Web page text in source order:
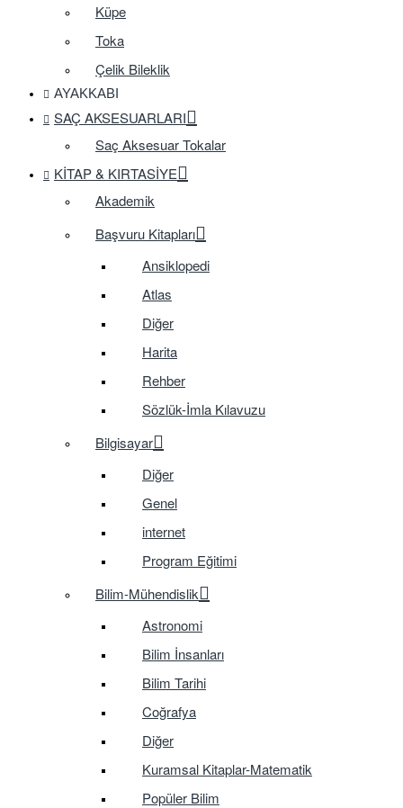
Küpe
Toka
Çelik Bileklik
AYAKKABI
SAÇ AKSESUARLARI
Saç Aksesuar Tokalar
KITAP & KIRTASIYE
Akademik
Başvuru Kitapları
Ansiklopedi
Atlas
Diğer
Harita
Rehber
Sözlük-İmla Kılavuzu
Bilgisayar
Diğer
Genel
internet
Program Eğitimi
Bilim-Mühendislik
Astronomi
Bilim İnsanları
Bilim Tarihi
Coğrafya
Diğer
Kuramsal Kitaplar-Matematik
Popüler Bilim